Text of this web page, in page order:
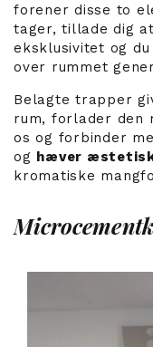
forener disse to
tager, tillade dig
eksklusivitet og
over rummet
Belagte trapper
rum, forlader den
os og forbinder
og hæver
kromatiske